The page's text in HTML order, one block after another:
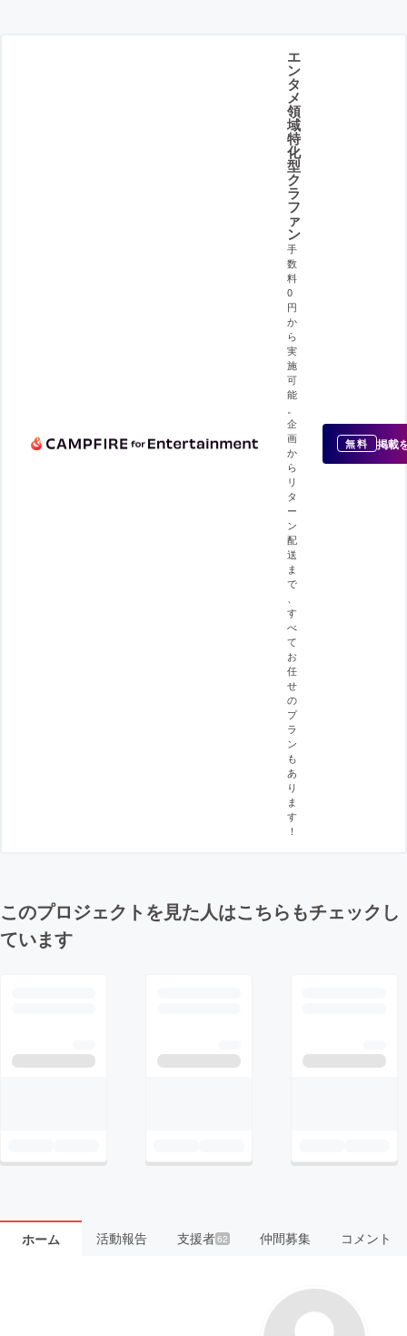
エ
ン
タ
メ
領
域
特
化
型
ク
ラ
フ
ァ
ン
手
数
料
0
円
か
ら
実
施
可
能
企
画
か
ら
リ
タ
ー
ン
配
送
ま
で
す
べ
て
お
任
せ
の
プ
ラ
ン
も
あ
り
ま
す
！
無料 掲載
このプロジェクトを見た人はこちらもチェックし
ています
ホーム 活動報告 支援者62 仲間募集 コメント